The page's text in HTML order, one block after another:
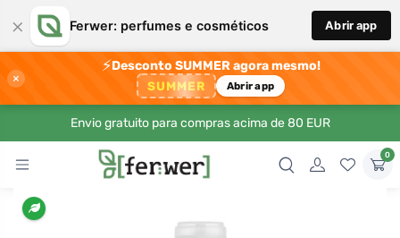
× Ferwer: perfumes e cosméticos Abrir app
×
⚡Desconto SUMMER agora mesmo!
SUMMER Abrir app
Envio gratuito para compras acima de 80 EUR
0